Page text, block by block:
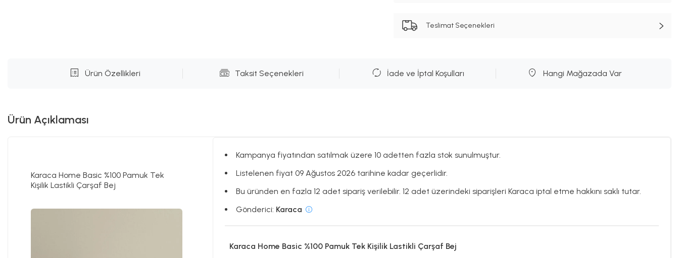
Teslimat Seçenekleri
Ürün Özellikleri Taksit Seçenekleri İade ve İptal Koşulları Hangi Mağazada Var
Ürün Açıklaması
Karaca Home Basic %100 Pamuk Tek
Kişilik Lastikli Çarşaf Bej
Kampanya fiyatından satılmak üzere 10 adetten fazla stok sunulmuştur.
Listelenen fiyat 09 Ağustos 2026 tarihine kadar geçerlidir.
Bu üründen en fazla 12 adet sipariş verilebilir. 12 adet üzerindeki siparişleri Karaca iptal etme hakkını saklı tutar.
Gönderici: Karaca
Karaca Home Basic %100 Pamuk Tek Kişilik Lastikli Çarşaf Bej